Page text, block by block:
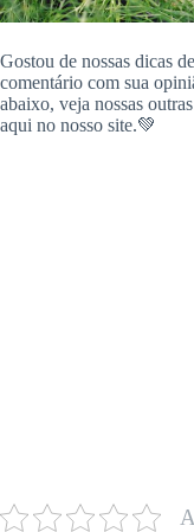
Gostou de nossas dicas
comentário com sua
abaixo, veja nossas
aqui no nosso site.💚